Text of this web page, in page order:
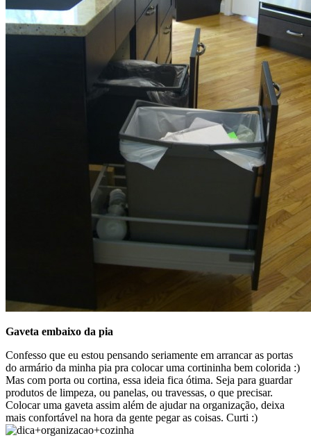
Gaveta embaixo da pia
Confesso que eu estou pensando seriamente em arrancar as portas
do armário da minha pia pra colocar uma cortininha bem colorida :)
Mas com porta ou cortina, essa ideia fica ótima. Seja para guardar
produtos de limpeza, ou panelas, ou travessas, o que precisar.
Colocar uma gaveta assim além de ajudar na organização, deixa
mais confortável na hora da gente pegar as coisas. Curti :)